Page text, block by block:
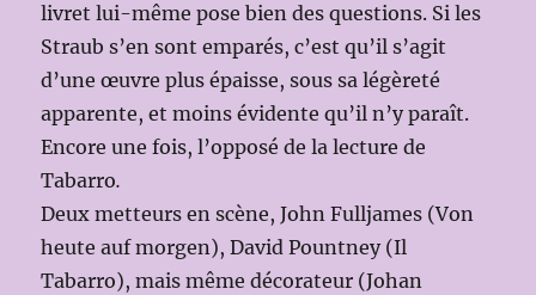
livret lui-même pose bien des questions. Si les
Straub s’en sont emparés, c’est qu’il s’agit
d’une œuvre plus épaisse, sous sa légèreté
apparente, et moins évidente qu’il n’y paraît.
Encore une fois, l’opposé de la lecture de
Tabarro.
Deux metteurs en scène, John Fulljames (Von
heute auf morgen), David Pountney (Il
Tabarro), mais même décorateur (Johan